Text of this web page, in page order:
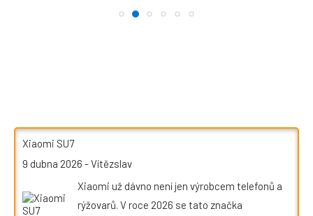
Xiaomi SU7
9 dubna 2026 -Vítězslav
Xiaomi už dávno není jen výrobcem telefonů a
rýžovarů. V roce 2026 se tato značka